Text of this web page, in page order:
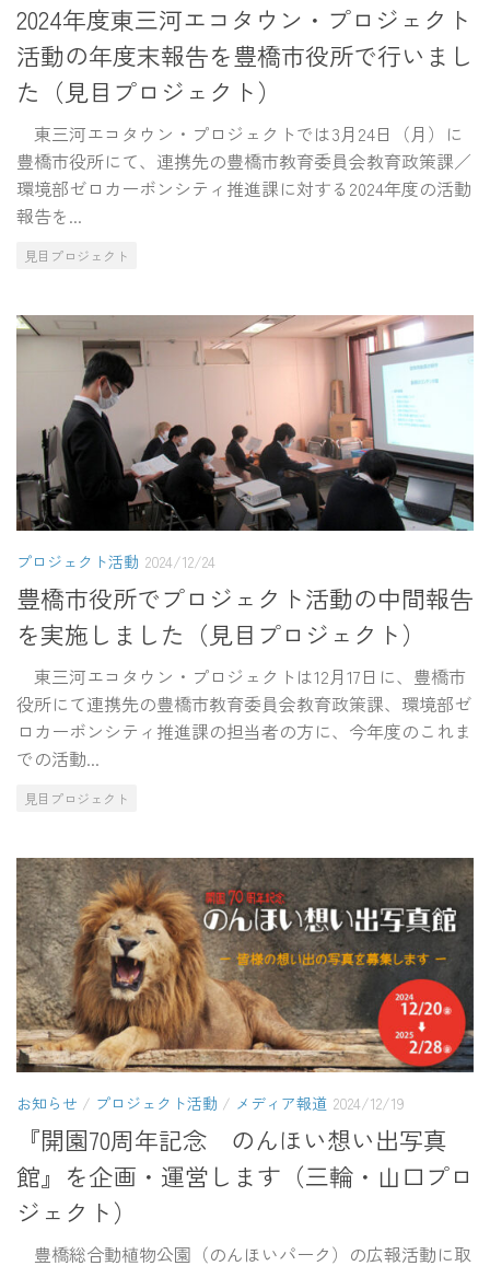
2024年度東三河エコタウン・プロジェクト
活動の年度末報告を豊橋市役所で行いまし
た（見目プロジェクト）
東三河エコタウン・プロジェクトでは3月24日（月）に
豊橋市役所にて、連携先の豊橋市教育委員会教育政策課／
環境部ゼロカーボンシティ推進課に対する2024年度の活動
報告を...
見目プロジェクト
プロジェクト活動 2024/12/24
豊橋市役所でプロジェクト活動の中間報告
を実施しました（見目プロジェクト）
東三河エコタウン・プロジェクトは12月17日に、豊橋市
役所にて連携先の豊橋市教育委員会教育政策課、環境部ゼ
ロカーボンシティ推進課の担当者の方に、今年度のこれま
での活動...
見目プロジェクト
お知らせ / プロジェクト活動 / メディア報道 2024/12/19
『開園70周年記念 のんほい想い出写真
館』を企画・運営します（三輪・山口プロ
ジェクト）
豊橋総合動植物公園（のんほいパーク）の広報活動に取